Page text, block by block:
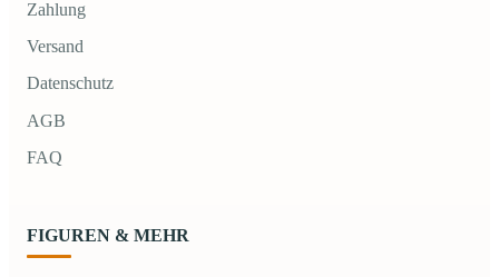
Zahlung
Versand
Datenschutz
AGB
FAQ
FIGUREN & MEHR